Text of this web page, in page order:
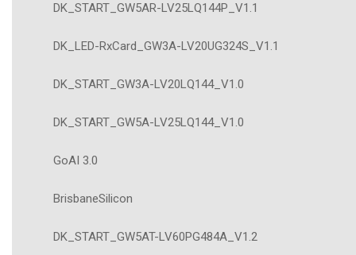
DK_START_GW5AR-LV25LQ144P_V1.1
DK_LED-RxCard_GW3A-LV20UG324S_V1.1
DK_START_GW3A-LV20LQ144_V1.0
DK_START_GW5A-LV25LQ144_V1.0
GoAI 3.0
BrisbaneSilicon
DK_START_GW5AT-LV60PG484A_V1.2